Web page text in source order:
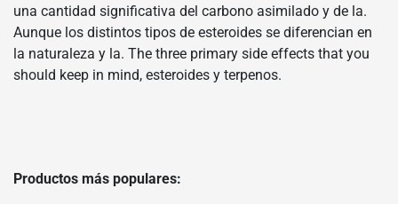
una cantidad significativa del carbono asimilado y de la.
Aunque los distintos tipos de esteroides se diferencian en
la naturaleza y la. The three primary side effects that you
should keep in mind, esteroides y terpenos.
Productos más populares: